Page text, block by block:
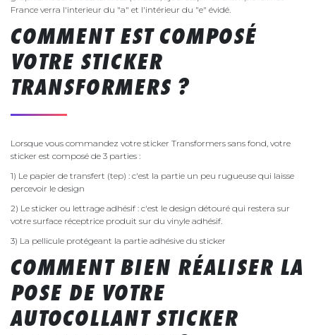
France verra l'interieur du "a" et l'intérieur du "e" évidé.
COMMENT EST COMPOSÉ
VOTRE STICKER
TRANSFORMERS ?
Lorsque vous commandez votre sticker Transformers sans fond, votre
sticker est composé de 3 parties :
1) Le papier de transfert (tep) : c'est la partie un peu rugueuse qui laisse
percevoir le design
2) Le sticker ou lettrage adhésif : c'est le design détouré qui restera sur
votre surface réceptrice produit sur du vinyle adhésif.
3) La pellicule protégeant la partie adhésive du sticker
COMMENT BIEN RÉALISER LA
POSE DE VOTRE
AUTOCOLLANT STICKER